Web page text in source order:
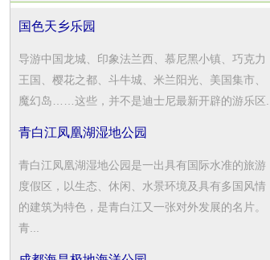
国色天乡乐园
导游中国龙城、印象法兰西、慕尼黑小镇、巧克力
王国、樱花之都、斗牛城、米兰阳光、美国集市、
魔幻岛……这些，并不是迪士尼最新开辟的游乐区...
青白江凤凰湖湿地公园
青白江凤凰湖湿地公园是一出具有国际水准的旅游
度假区，以生态、休闲、水景环境及具有多国风情
的建筑为特色，是青白江又一张对外发展的名片。
青...